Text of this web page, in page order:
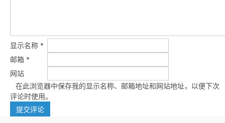
显示名称 *
邮箱 *
网站
在此浏览器中保存我的显示名称、邮箱地址和网站地址，以便下次
评论时使用。